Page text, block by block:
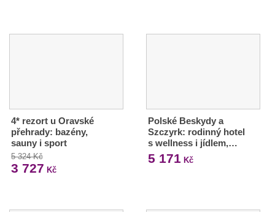
4* rezort u Oravské
přehrady: bazény,
sauny i sport
5 324 Kč
3 727 Kč
Polské Beskydy a
Szczyrk: rodinný hotel
s wellness i jídlem,…
5 171 Kč